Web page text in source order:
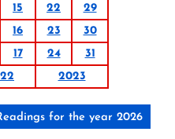
15 22
29
16 23
30
17 24
31
2023
for the year 2026